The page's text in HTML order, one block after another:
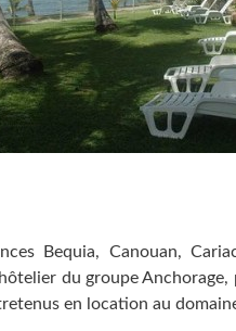
Bequia, Canouan,
du groupe
en location au